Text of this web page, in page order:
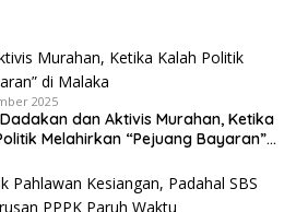
2025
dan Aktivis Murahan, Ketika
Melahirkan “Pejuang Bayaran”